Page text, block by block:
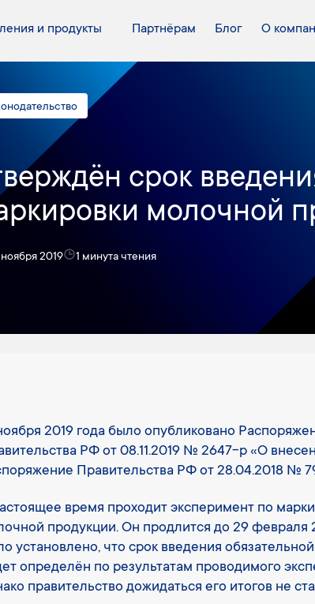
и продукты Партнёрам Блог О
срок
молочной
2019 1 минута чтения
2019 года было опубликовано
РФ от 08.11.2019 № 2647-р «О
Правительства РФ от 28.04.2018 №
время проходит эксперимент по
продукции. Он продлится до 29 февраля
установлено, что срок введения
определён по результатам проводимого
правительство дожидаться его итогов не